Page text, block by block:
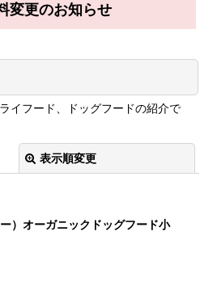
更のお知らせ
イフード、ドッグフードの紹介で
表示順変更
）オーガニックドッグフード小